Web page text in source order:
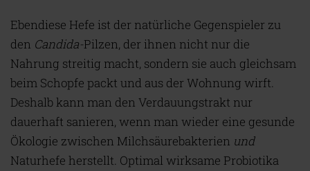
Ebendiese Hefe ist der natürliche Gegenspieler zu
den Candida-Pilzen, der ihnen nicht nur die
Nahrung streitig macht, sondern sie auch gleichsam
beim Schopfe packt und aus der Wohnung wirft.
Deshalb kann man den Verdauungstrakt nur
dauerhaft sanieren, wenn man wieder eine gesunde
Ökologie zwischen Milchsäurebakterien und
Naturhefe herstellt. Optimal wirksame Probiotika